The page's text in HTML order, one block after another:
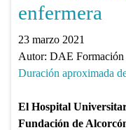
enfermera
23 marzo 2021
Autor: DAE Formación
Duración aproximada
El Hospital
Fundación de